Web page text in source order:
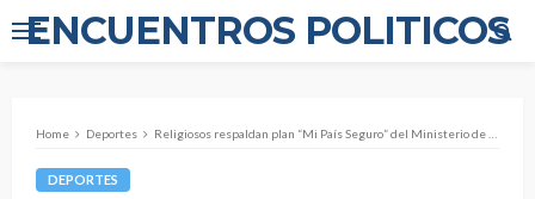
ENCUENTROS POLITICOS
Home Deportes Religiosos respaldan plan “Mi País Seguro” del Ministerio de Interior y Policía – Periódico El Caribe
DEPORTES